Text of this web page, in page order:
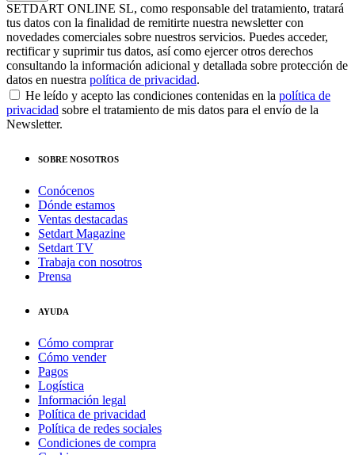
SETDART ONLINE SL, como responsable del tratamiento, tratará
tus datos con la finalidad de remitirte nuestra newsletter con
novedades comerciales sobre nuestros servicios. Puedes acceder,
rectificar y suprimir tus datos, así como ejercer otros derechos
consultando la información adicional y detallada sobre protección de
datos en nuestra política de privacidad.
He leído y acepto las condiciones contenidas en la política de
privacidad sobre el tratamiento de mis datos para el envío de la
Newsletter.
SOBRE NOSOTROS
Conócenos
Dónde estamos
Ventas destacadas
Setdart Magazine
Setdart TV
Trabaja con nosotros
Prensa
AYUDA
Cómo comprar
Cómo vender
Pagos
Logística
Información legal
Política de privacidad
Política de redes sociales
Condiciones de compra